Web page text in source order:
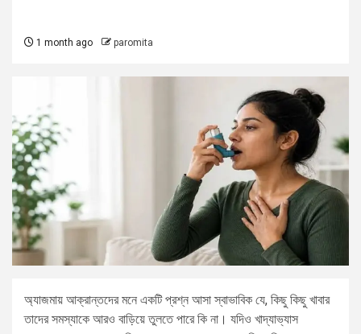
1 month ago paromita
অ্যাজমায় আক্রান্তদের মনে একটি প্রশ্ন আসা স্বাভাবিক যে, কিছু কিছু খাবার
তাদের সমস্যাকে আরও বাড়িয়ে তুলতে পারে কি না। যদিও খাদ্যাভ্যাস